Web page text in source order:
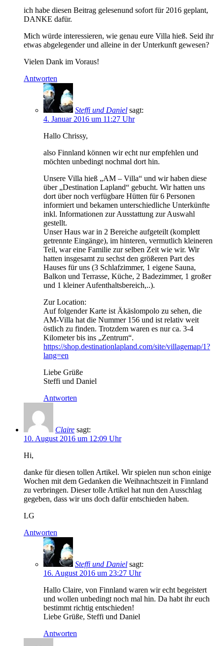
ich habe diesen Beitrag gelesenund sofort für 2016 geplant,
DANKE dafür.
Mich würde interessieren, wie genau eure Villa hieß. Seid ihr
etwas abgelegender und alleine in der Unterkunft gewesen?
Vielen Dank im Voraus!
Antworten
Steffi und Daniel sagt:
4. Januar 2016 um 11:27 Uhr
Hallo Chrissy,
also Finnland können wir echt nur empfehlen und
möchten unbedingt nochmal dort hin.
Unsere Villa hieß „AM – Villa“ und wir haben diese
über „Destination Lapland“ gebucht. Wir hatten uns
dort über noch verfügbare Hütten für 6 Personen
informiert und bekamen unterschiedliche Unterkünfte
inkl. Informationen zur Ausstattung zur Auswahl
gestellt.
Unser Haus war in 2 Bereiche aufgeteilt (komplett
getrennte Eingänge), im hinteren, vermutlich kleineren
Teil, war eine Familie zur selben Zeit wie wir. Wir
hatten insgesamt zu sechst den größeren Part des
Hauses für uns (3 Schlafzimmer, 1 eigene Sauna,
Balkon und Terrasse, Küche, 2 Badezimmer, 1 großer
und 1 kleiner Aufenthaltsbereich,..).
Zur Location:
Auf folgender Karte ist Äkäslompolo zu sehen, die
AM-Villa hat die Nummer 156 und ist relativ weit
östlich zu finden. Trotzdem waren es nur ca. 3-4
Kilometer bis ins „Zentrum“.
https://shop.destinationlapland.com/site/villagemap/1?
lang=en
Liebe Grüße
Steffi und Daniel
Antworten
Claire sagt:
10. August 2016 um 12:09 Uhr
Hi,
danke für diesen tollen Artikel. Wir spielen nun schon einige
Wochen mit dem Gedanken die Weihnachtszeit in Finnland
zu verbringen. Dieser tolle Artikel hat nun den Ausschlag
gegeben, dass wir uns doch dafür entschieden haben.
LG
Antworten
Steffi und Daniel sagt:
16. August 2016 um 23:27 Uhr
Hallo Claire, von Finnland waren wir echt begeistert
und wollen unbedingt noch mal hin. Da habt ihr euch
bestimmt richtig entschieden!
Liebe Grüße, Steffi und Daniel
Antworten